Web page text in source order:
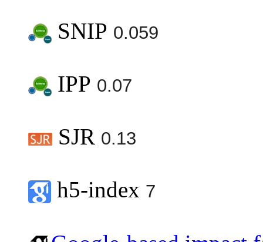
SNIP 0.059
IPP 0.07
SJR 0.13
h5-index 7